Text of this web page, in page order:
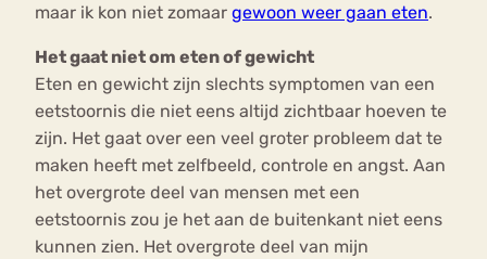
maar ik kon niet zomaar gewoon weer gaan eten.
Het gaat niet om eten of gewicht
Eten en gewicht zijn slechts symptomen van een
eetstoornis die niet eens altijd zichtbaar hoeven te
zijn. Het gaat over een veel groter probleem dat te
maken heeft met zelfbeeld, controle en angst. Aan
het overgrote deel van mensen met een
eetstoornis zou je het aan de buitenkant niet eens
kunnen zien. Het overgrote deel van mijn